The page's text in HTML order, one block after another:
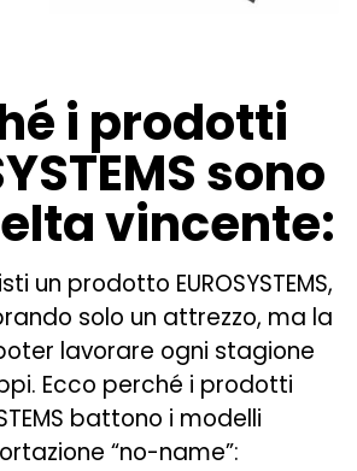
i prodotti
sono
vincente:
un prodotto EUROSYSTEMS,
solo un attrezzo, ma la
lavorare ogni stagione
Ecco perché i prodotti
battono i modelli
“no-name”: